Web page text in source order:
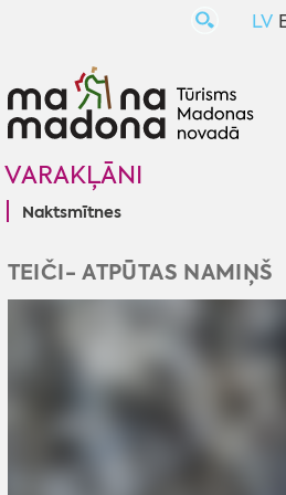
LV
VARAKĻĀNI
Naktsmītnes
TEIČI- ATPŪTAS NAMIŅŠ